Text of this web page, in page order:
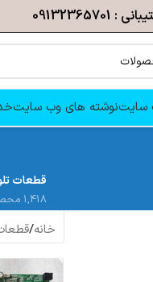
: 09132365701
سایتنوشته های وب سایت
قطعات
1,418 محصول
خانه/